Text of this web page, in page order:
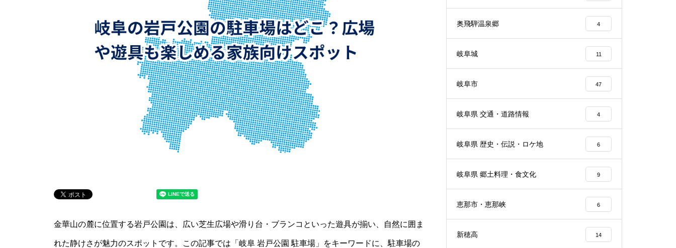
金華山の麓に位置する岩戸公園は、広い芝生広場や滑り台・ブランコといった遊具が揃い、自然に囲ま
れた静けさが魅力のスポットです。この記事では「岐阜 岩戸公園 駐車場」をキーワードに、駐車場の
奥飛騨温泉郷 4
岐阜城 11
岐阜市 47
岐阜県 交通・道路情報 4
岐阜県 歴史・伝説・ロケ地 6
岐阜県 郷土料理・食文化 9
恵那市・恵那峡 6
新穂高 14